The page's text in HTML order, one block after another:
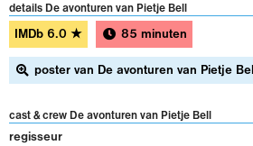
details De avonturen van Pietje Bell
IMDb 6.0 ★ 85 minuten
poster van De avonturen van Pietje Bell
cast & crew De avonturen van Pietje Bell
regisseur